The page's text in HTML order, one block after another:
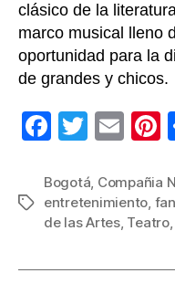
clásico de la
marco musical lleno
oportunidad para la
de grandes y chicos.
F
c
e
o
T
tt
er
E
ail
e
Etiquetas
Bogotá, Compañia
entretenimiento,
de las Artes, Teatro,